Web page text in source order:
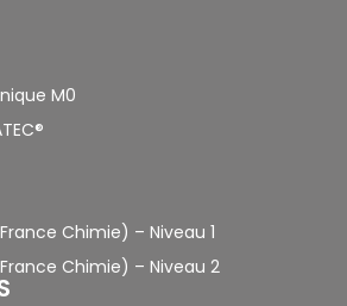
M0
Chimie) – Niveau 1
Chimie) – Niveau 2